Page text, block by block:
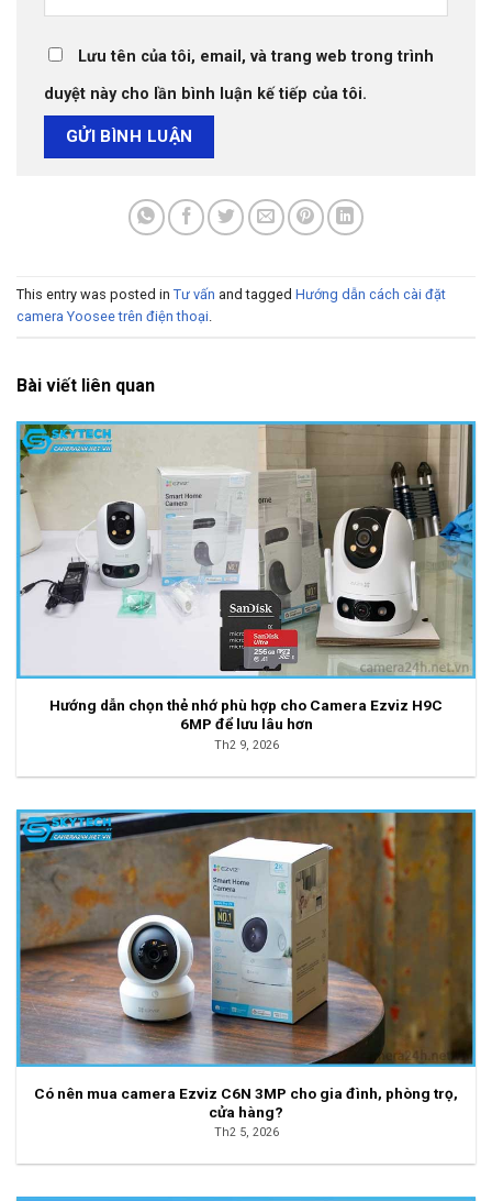
Lưu tên của tôi, email, và trang web trong trình
duyệt này cho lần bình luận kế tiếp của tôi.
This entry was posted in Tư vấn and tagged Hướng dẫn cách cài đặt
camera Yoosee trên điện thoại.
Bài viết liên quan
Hướng dẫn chọn thẻ nhớ phù hợp cho Camera Ezviz H9C
6MP để lưu lâu hơn
Th2 9, 2026
Có nên mua camera Ezviz C6N 3MP cho gia đình, phòng trọ,
cửa hàng?
Th2 5, 2026